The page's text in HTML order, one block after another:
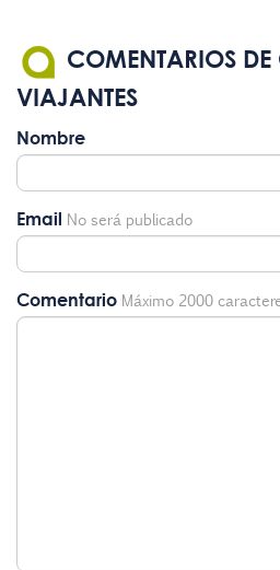
COMENTARIOS DE
VIAJANTES
Nombre
Email No será publicado
Comentario Máximo 2000